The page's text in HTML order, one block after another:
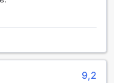
on avoinna
9,2